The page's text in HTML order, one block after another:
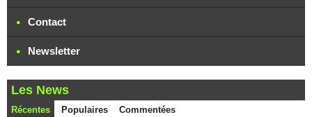
Contact
Newsletter
Les News
Récentes Populaires Commentées